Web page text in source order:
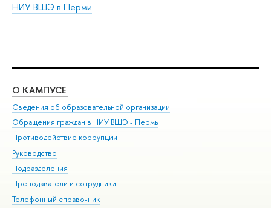
НИУ ВШЭ в Перми
О КАМПУСЕ
Сведения об образовательной организации
Обращения граждан в НИУ ВШЭ - Пермь
Противодействие коррупции
Руководство
Подразделения
Преподаватели и сотрудники
Телефонный справочник